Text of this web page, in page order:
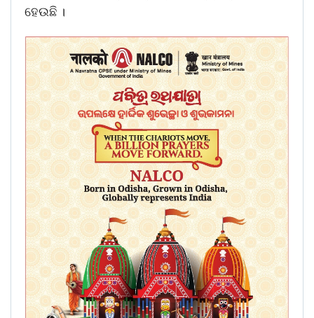
ହେଉଛି ।